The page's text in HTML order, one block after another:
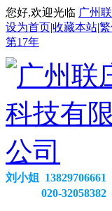
您好,欢迎光临 广州
设为首页|收藏本站|
第17年
刘小姐 13829706661
020-32058382